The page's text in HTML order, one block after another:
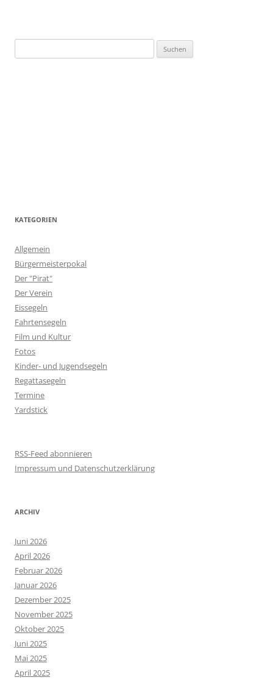
nach:
KATEGORIEN
Allgemein
Bürgermeisterpokal
Der "Pirat"
Der Verein
Eissegeln
Fahrtensegeln
Film und Kultur
Fotos
Kinder- und Jugendsegeln
Regattasegeln
Termine
Yardstick
RSS-Feed abonnieren
Impressum und Datenschutzerklärung
ARCHIV
Juni 2026
April 2026
Februar 2026
Januar 2026
Dezember 2025
November 2025
Oktober 2025
Juni 2025
Mai 2025
April 2025